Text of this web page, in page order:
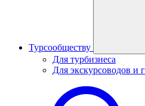
Турсообществу
Для турбизнеса
Для экскурсоводов и